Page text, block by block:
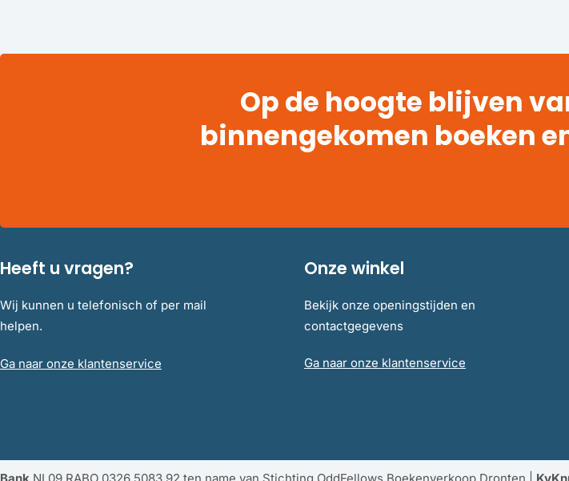
Op de hoogte blijven
binnengekomen boeken
Heeft u vragen?
Wij kunnen u telefonisch of per mail
helpen.
Ga naar onze klantenservice
Onze winkel
Bekijk onze openingstijden en
contactgegevens
Ga naar onze klantenservice
Bank NL09 RABO 0326 5083 92 ten name van Stichting OddFellows Boekenverkoop Dronten |